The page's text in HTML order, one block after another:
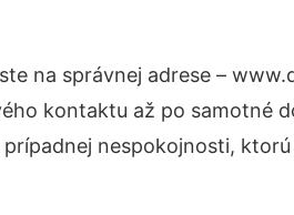
na správnej adrese –
kontaktu až po samotné
nespokojnosti,